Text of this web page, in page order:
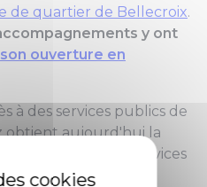
de quartier de Bellecroix.
y ont
son ouverture en
à des services publics de
obtient aujourd'hui la
guichet France services
de Borny